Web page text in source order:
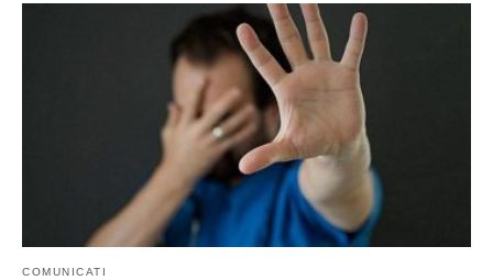
COMUNICATI